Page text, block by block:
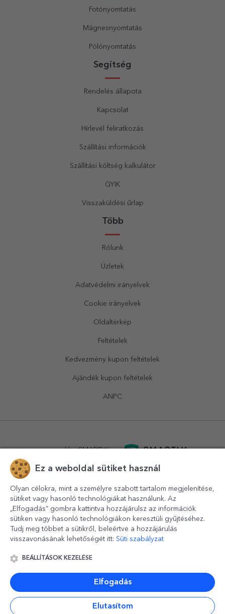
Fotónyomtatás
Mágnesnyomtatás
Pólónyomtatás
Segítség
Rendelés állapota
Kapcsolat
Hírlevél feliratkozás
Szállítási információk
Szállítási költség kalkulátor
GYIK
Visszaküldési űrlap
Több
Rólunk
Üzletek
Adatvédelmi irányelvek
Cookie irányelvek
Oldaltérkép
Feltételek
Kedvezmény kupon feltételek
Ajándék kupon feltételek
ANPC
powered bySMARTLY.ro
© 2016-2026 StarGift
contact@stargift.hu
www.stargift.hu
Ez a weboldal sütiket használ
Olyan célokra, mint a személyre szabott tartalom megjelenítése,
sütiket vagy hasonló technológiákat használunk. Az
„Elfogadás” gombra kattintva hozzájárulsz az információk
sütiken vagy hasonló technológiákon keresztüli gyűjtéséhez.
Tudj meg többet a sütikről, beleértve a hozzájárulás
visszavonásának lehetőségét itt: Süti szabályzat
BEÁLLÍTÁSOK KEZELÉSE
Elfogadás
Elutasítom